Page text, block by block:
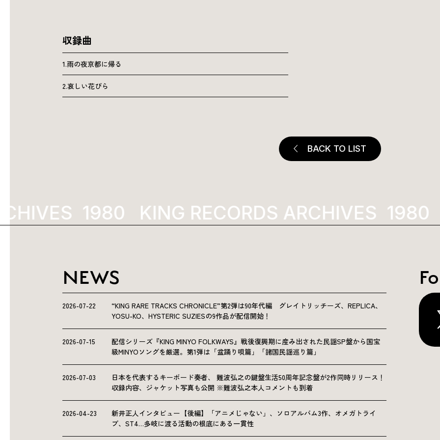
収録曲
1.雨の夜京都に帰る
2.哀しい花びら
BACK TO LIST
1980 KING RECORDS ARCHIVES 1980
NEWS
2026-07-22
“KING RARE TRACKS CHRONICLE”第2弾は90年代編 グレイトリッチーズ、REPLICA、
YOSU-KO、HYSTERIC SUZIESの9作品が配信開始！
2026-07-15
配信シリーズ『KING MINYO FOLKWAYS』戦後復興期に産み出された民謡SP盤から国宝
級MINYOソングを厳選。第1弾は「盆踊り唄篇」「諸国民謡巡り篇」
2026-07-03
日本を代表するキーボード奏者、 難波弘之の鍵盤生活50周年記念盤が2作同時リリース！
収録内容、ジャケット写真も公開 ※難波弘之本人コメントも到着
2026-04-23
新井正人インタビュー【後編】「アニメじゃない」、ソロアルバム3作、オメガトライ
ブ、ST4…多岐に渡る活動の根底にある一貫性